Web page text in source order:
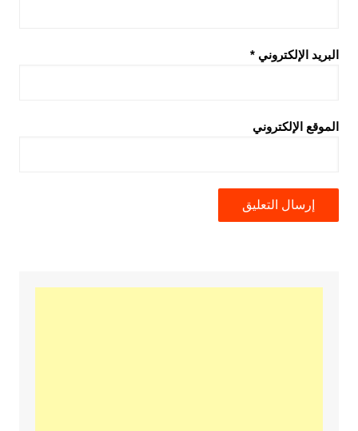
البريد الإلكتروني *
الموقع الإلكتروني